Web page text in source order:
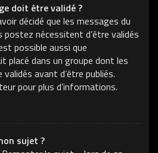
doit être validé ?
décidé que les messages du
postez nécessitent d’être validés
possible aussi que
placé dans un groupe dont les
avant d’être publiés.
pour plus d’informations.
sujet ?